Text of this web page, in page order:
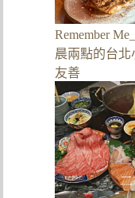
Remember
晨兩點的台
友善